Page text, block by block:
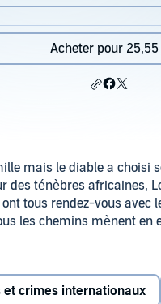
Acheter pour 25,55
mais le diable a choisi
des ténèbres africaines,
tous rendez-vous
les chemins mènent en
assassin hors norme,
et l'auditeur,
et crimes internationaux